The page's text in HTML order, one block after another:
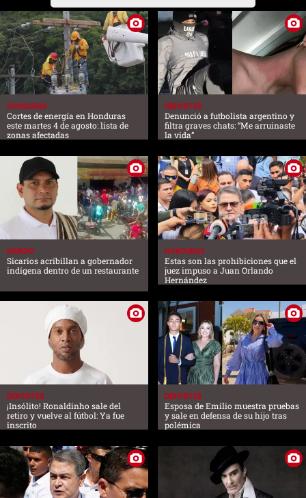
HONDURAS
Cortes de energía en Honduras
este martes 4 de agosto: lista de
zonas afectadas
DEPORTES
Denunció a futbolista argentino y
filtra graves chats: “Me arruinaste
la vida”
MUNDO
Sicarios acribillan a gobernador
indígena dentro de un restaurante
HONDURAS
Estas son las prohibiciones que el
juez impuso a Juan Orlando
Hernández
DEPORTES
¡Insólito! Ronaldinho sale del
retiro y vuelve al fútbol: Ya fue
inscrito
DEPORTES
Esposa de Emilio muestra pruebas
y sale en defensa de su hijo tras
polémica